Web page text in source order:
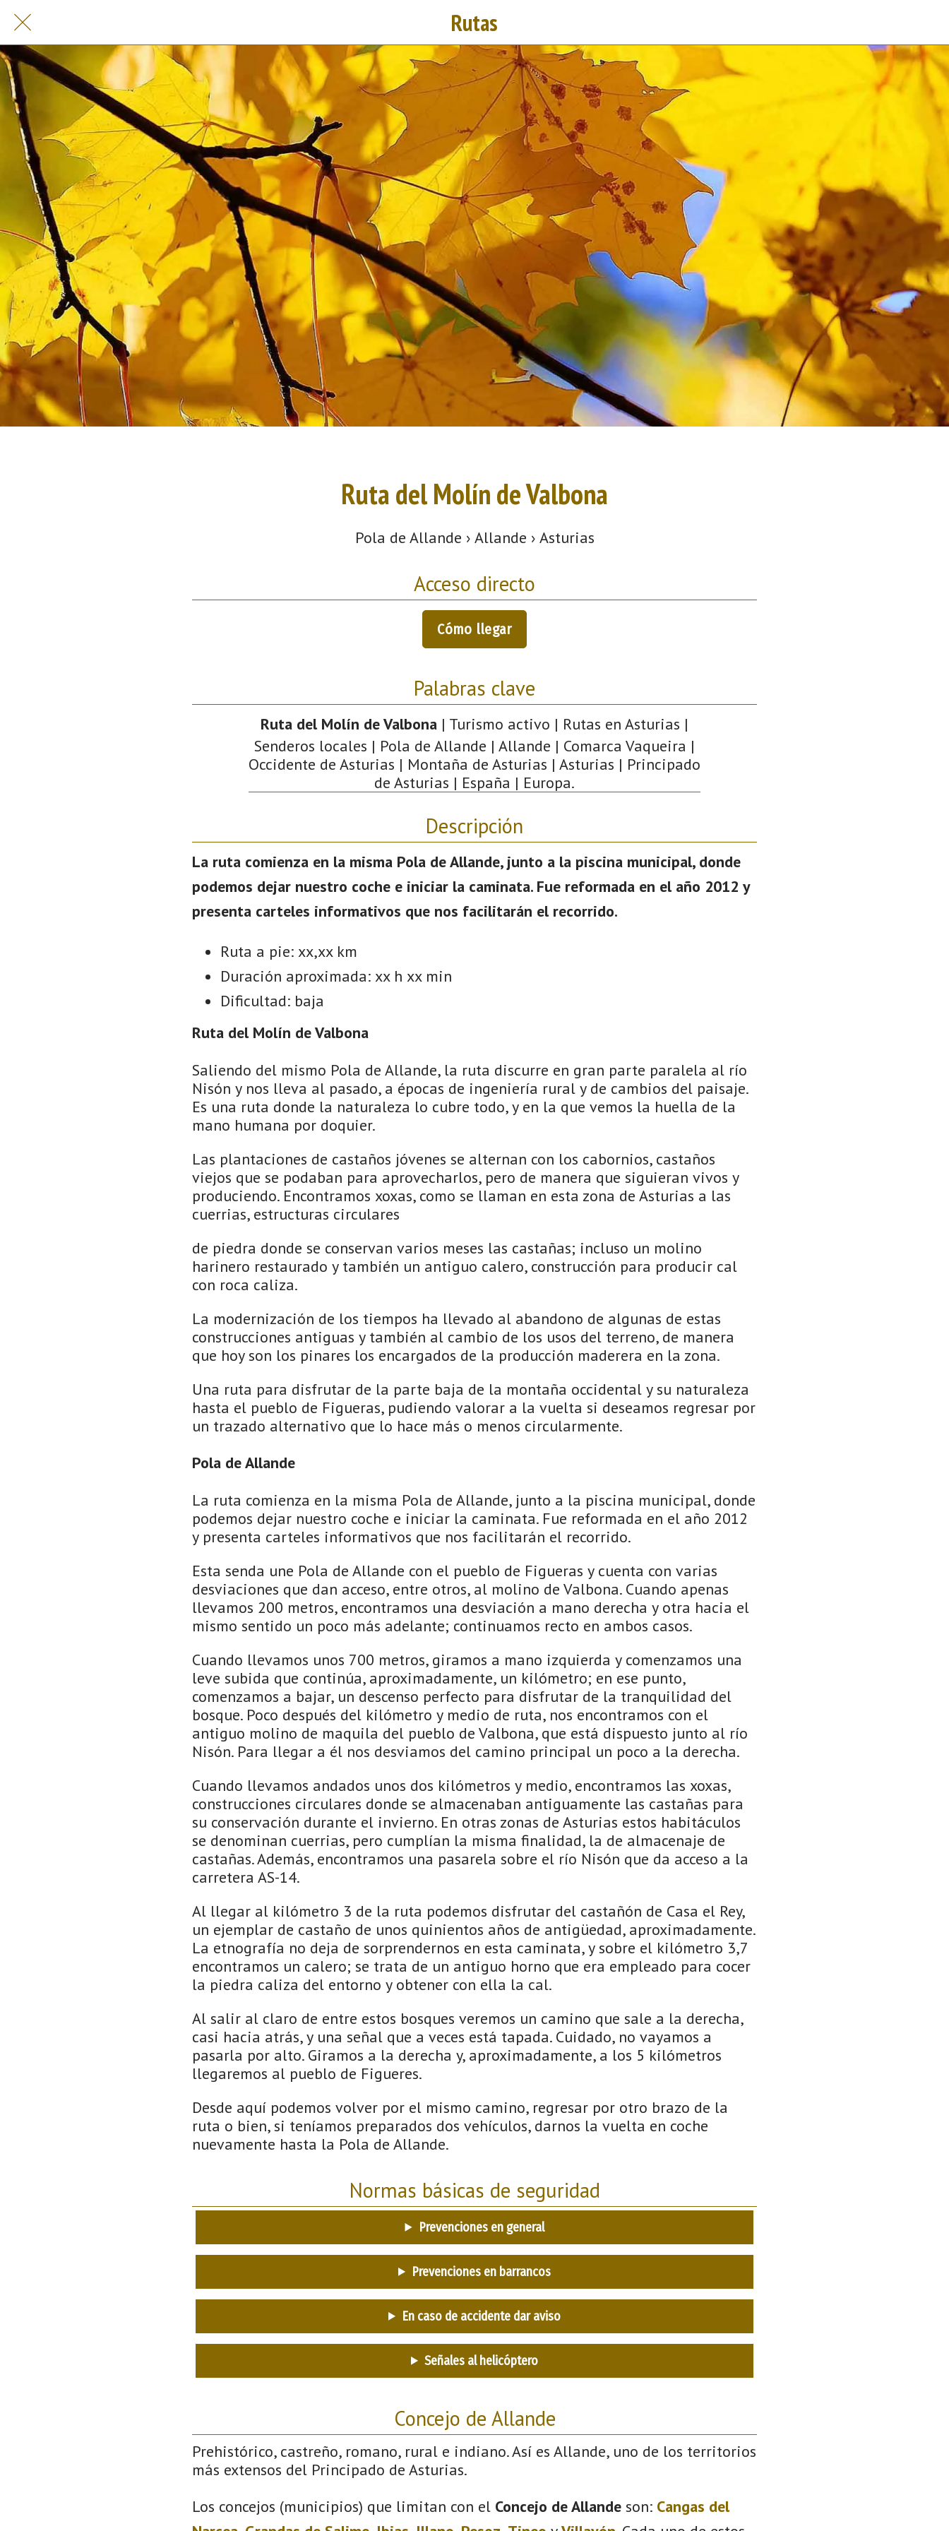
Rutas
Ruta del Molín de Valbona
Pola de Allande › Allande › Asturias
Acceso directo
Cómo llegar
Palabras clave
Ruta del Molín de Valbona | Turismo activo | Rutas en Asturias |
Senderos locales | Pola de Allande | Allande | Comarca Vaqueira |
Occidente de Asturias | Montaña de Asturias | Asturias | Principado
de Asturias | España | Europa.
Descripción
La ruta comienza en la misma Pola de Allande, junto a la piscina municipal, donde
podemos dejar nuestro coche e iniciar la caminata. Fue reformada en el año 2012 y
presenta carteles informativos que nos facilitarán el recorrido.
Ruta a pie: xx,xx km
Duración aproximada: xx h xx min
Dificultad: baja
Ruta del Molín de Valbona
Saliendo del mismo Pola de Allande, la ruta discurre en gran parte paralela al río
Nisón y nos lleva al pasado, a épocas de ingeniería rural y de cambios del paisaje.
Es una ruta donde la naturaleza lo cubre todo, y en la que vemos la huella de la
mano humana por doquier.
Las plantaciones de castaños jóvenes se alternan con los cabornios, castaños
viejos que se podaban para aprovecharlos, pero de manera que siguieran vivos y
produciendo. Encontramos xoxas, como se llaman en esta zona de Asturias a las
cuerrias, estructuras circulares
de piedra donde se conservan varios meses las castañas; incluso un molino
harinero restaurado y también un antiguo calero, construcción para producir cal
con roca caliza.
La modernización de los tiempos ha llevado al abandono de algunas de estas
construcciones antiguas y también al cambio de los usos del terreno, de manera
que hoy son los pinares los encargados de la producción maderera en la zona.
Una ruta para disfrutar de la parte baja de la montaña occidental y su naturaleza
hasta el pueblo de Figueras, pudiendo valorar a la vuelta si deseamos regresar por
un trazado alternativo que lo hace más o menos circularmente.
Pola de Allande
La ruta comienza en la misma Pola de Allande, junto a la piscina municipal, donde
podemos dejar nuestro coche e iniciar la caminata. Fue reformada en el año 2012
y presenta carteles informativos que nos facilitarán el recorrido.
Esta senda une Pola de Allande con el pueblo de Figueras y cuenta con varias
desviaciones que dan acceso, entre otros, al molino de Valbona. Cuando apenas
llevamos 200 metros, encontramos una desviación a mano derecha y otra hacia el
mismo sentido un poco más adelante; continuamos recto en ambos casos.
Cuando llevamos unos 700 metros, giramos a mano izquierda y comenzamos una
leve subida que continúa, aproximadamente, un kilómetro; en ese punto,
comenzamos a bajar, un descenso perfecto para disfrutar de la tranquilidad del
bosque. Poco después del kilómetro y medio de ruta, nos encontramos con el
antiguo molino de maquila del pueblo de Valbona, que está dispuesto junto al río
Nisón. Para llegar a él nos desviamos del camino principal un poco a la derecha.
Cuando llevamos andados unos dos kilómetros y medio, encontramos las xoxas,
construcciones circulares donde se almacenaban antiguamente las castañas para
su conservación durante el invierno. En otras zonas de Asturias estos habitáculos
se denominan cuerrias, pero cumplían la misma finalidad, la de almacenaje de
castañas. Además, encontramos una pasarela sobre el río Nisón que da acceso a la
carretera AS-14.
Al llegar al kilómetro 3 de la ruta podemos disfrutar del castañón de Casa el Rey,
un ejemplar de castaño de unos quinientos años de antigüedad, aproximadamente.
La etnografía no deja de sorprendernos en esta caminata, y sobre el kilómetro 3,7
encontramos un calero; se trata de un antiguo horno que era empleado para cocer
la piedra caliza del entorno y obtener con ella la cal.
Al salir al claro de entre estos bosques veremos un camino que sale a la derecha,
casi hacia atrás, y una señal que a veces está tapada. Cuidado, no vayamos a
pasarla por alto. Giramos a la derecha y, aproximadamente, a los 5 kilómetros
llegaremos al pueblo de Figueres.
Desde aquí podemos volver por el mismo camino, regresar por otro brazo de la
ruta o bien, si teníamos preparados dos vehículos, darnos la vuelta en coche
nuevamente hasta la Pola de Allande.
Normas básicas de seguridad
Prevenciones en general
Prevenciones en barrancos
En caso de accidente dar aviso
Señales al helicóptero
Concejo de Allande
Prehistórico, castreño, romano, rural e indiano. Así es Allande, uno de los territorios
más extensos del Principado de Asturias.
Los concejos (municipios) que limitan con el Concejo de Allande son: Cangas del